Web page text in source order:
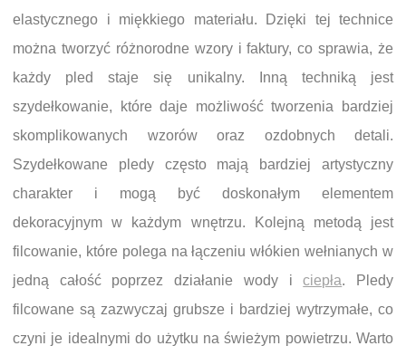
elastycznego i miękkiego materiału. Dzięki tej technice
można tworzyć różnorodne wzory i faktury, co sprawia, że
każdy pled staje się unikalny. Inną techniką jest
szydełkowanie, które daje możliwość tworzenia bardziej
skomplikowanych wzorów oraz ozdobnych detali.
Szydełkowane pledy często mają bardziej artystyczny
charakter i mogą być doskonałym elementem
dekoracyjnym w każdym wnętrzu. Kolejną metodą jest
filcowanie, które polega na łączeniu włókien wełnianych w
jedną całość poprzez działanie wody iciepła. Pledy
filcowane są zazwyczaj grubsze i bardziej wytrzymałe, co
czyni je idealnymi do użytku na świeżym powietrzu. Warto